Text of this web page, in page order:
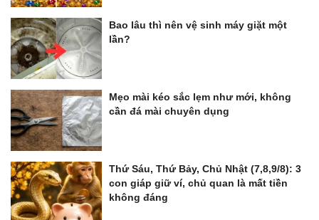
Bao lâu thì nên vệ sinh máy giặt một
lần?
Mẹo mài kéo sắc lẹm như mới, không
cần đá mài chuyên dụng
Thứ Sáu, Thứ Bảy, Chủ Nhật (7,8,9/8): 3
con giáp giữ ví, chủ quan là mất tiền
không đáng